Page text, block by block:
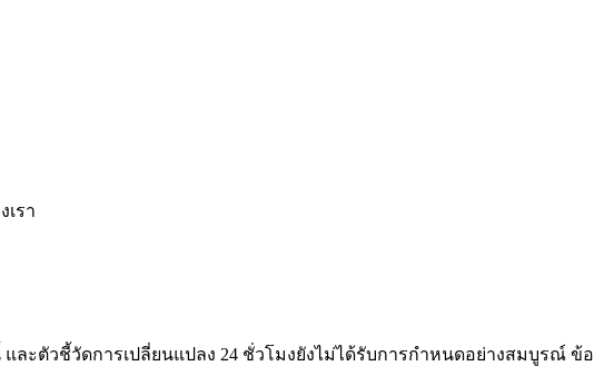
รา
และตัวชี้วัดการเปลี่ยนแปลง 24 ชั่วโมงยังไม่ได้รับการกำหนดอย่างสมบูรณ์